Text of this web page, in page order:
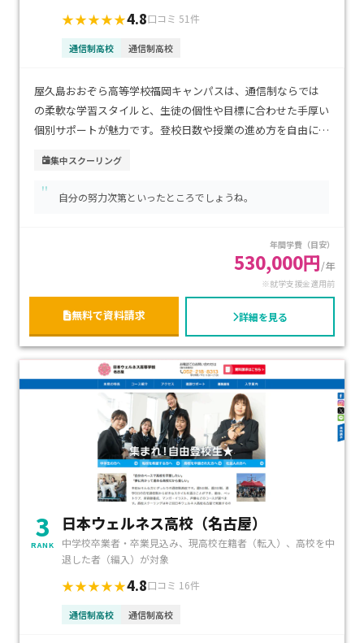
★★★★★4.8口コミ 51件
通信制高校 通信制高校
屋久島おおぞら高等学校福岡キャンパスは、通信制ならでは
の柔軟な学習スタイルと、生徒の個性や目標に合わせた手厚い
個別サポートが魅力です。登校日数や授業の進め方を自由に選
びたい方にも安心です。博多駅や天神駅からアクセスしやすい
都市型の立地で、通学の利便性も高い環境です。学費は通信制
高校として比較的抑えられており、経済的にも続けやすいのが
集中スクーリング
" 自分の努力次第といったところでしょうね。
年間学費（目安）
530,000円/年
※就学支援金適用前
無料で資料請求 詳細を見る
3
RANK
日本ウェルネス高校（名古屋）
中学校卒業者・卒業見込み、現高校在籍者（転入）、高校を中
退した者（編入）が対象
★★★★★4.8口コミ 16件
通信制高校 通信制高校